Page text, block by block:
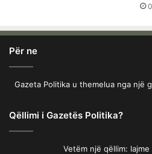
Për ne
Gazeta Politika u themelua nga një
Qëllimi i Gazetës Politika?
Vetëm një qëllim: